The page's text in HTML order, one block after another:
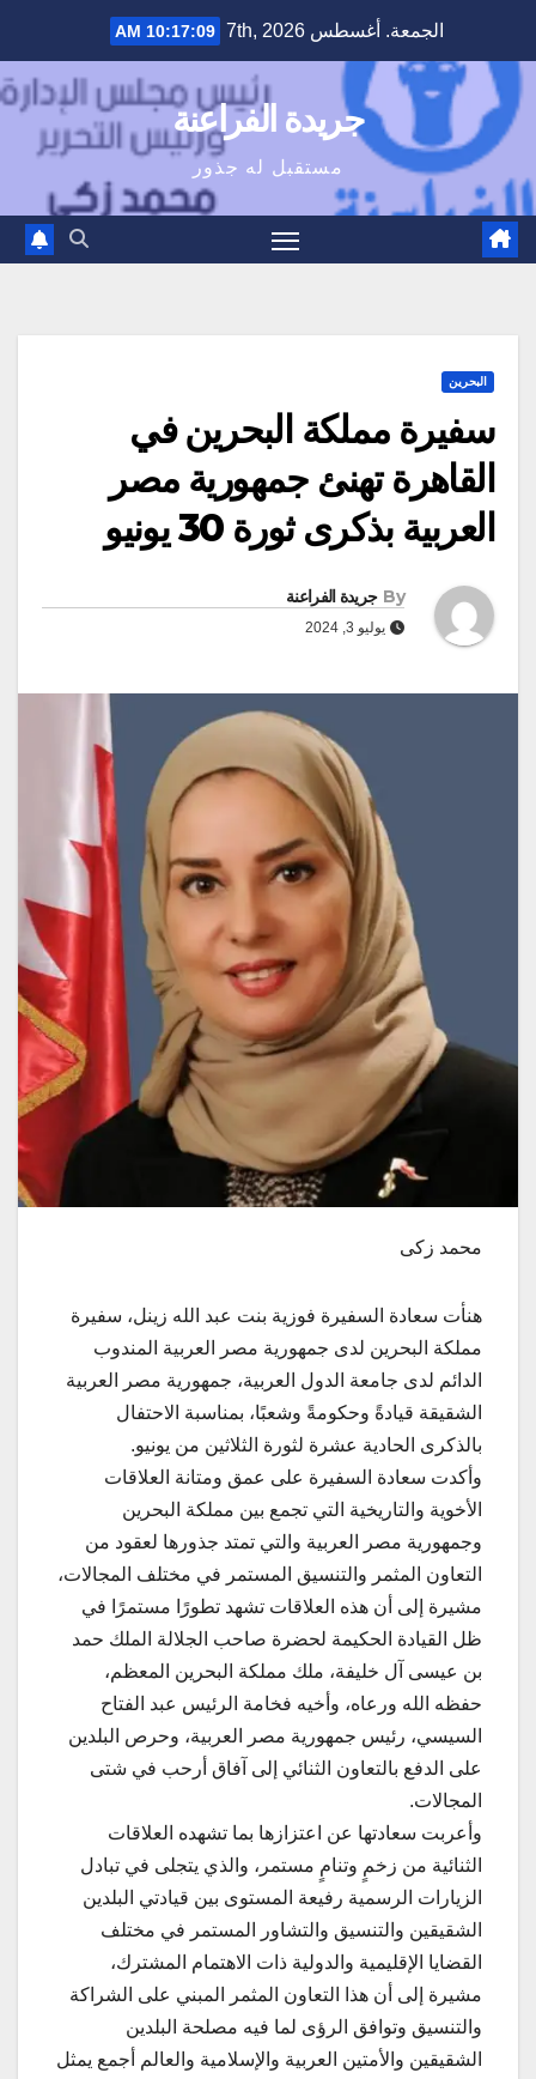
content
الجمعة. أغسطس 7th, 2026 10:17:09 AM
جريدة الفراعنة
مستقبل له جذور
البحرين
سفيرة مملكة البحرين في
القاهرة تهنئ جمهورية مصر
العربية بذكرى ثورة 30 يونيو
By جريدة الفراعنة
يوليو 3, 2024
محمد زكى
هنأت سعادة السفيرة فوزية بنت عبد الله زينل، سفيرة
مملكة البحرين لدى جمهورية مصر العربية المندوب
الدائم لدى جامعة الدول العربية، جمهورية مصر العربية
الشقيقة قيادةً وحكومةً وشعبًا، بمناسبة الاحتفال
بالذكرى الحادية عشرة لثورة الثلاثين من يونيو.
وأكدت سعادة السفيرة على عمق ومتانة العلاقات
الأخوية والتاريخية التي تجمع بين مملكة البحرين
وجمهورية مصر العربية والتي تمتد جذورها لعقود من
التعاون المثمر والتنسيق المستمر في مختلف المجالات،
مشيرة إلى أن هذه العلاقات تشهد تطورًا مستمرًا في
ظل القيادة الحكيمة لحضرة صاحب الجلالة الملك حمد
بن عيسى آل خليفة، ملك مملكة البحرين المعظم،
حفظه الله ورعاه، وأخيه فخامة الرئيس عبد الفتاح
السيسي، رئيس جمهورية مصر العربية، وحرص البلدين
على الدفع بالتعاون الثنائي إلى آفاق أرحب في شتى
المجالات.
وأعربت سعادتها عن اعتزازها بما تشهده العلاقات
الثنائية من زخمٍ وتنامٍ مستمر، والذي يتجلى في تبادل
الزيارات الرسمية رفيعة المستوى بين قيادتي البلدين
الشقيقين والتنسيق والتشاور المستمر في مختلف
القضايا الإقليمية والدولية ذات الاهتمام المشترك،
مشيرة إلى أن هذا التعاون المثمر المبني على الشراكة
والتنسيق وتوافق الرؤى لما فيه مصلحة البلدين
الشقيقين والأمتين العربية والإسلامية والعالم أجمع يمثل